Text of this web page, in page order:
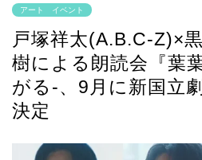
アート イベント
戸塚祥太(A.B.C-Z)×
樹による朗読会『葉
がる-、9月に新国立
決定